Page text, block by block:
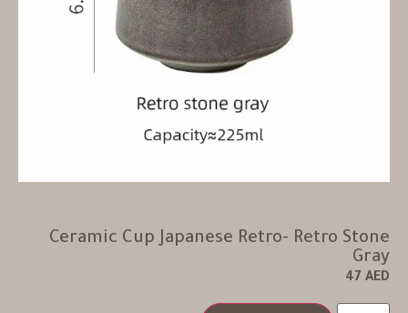
Ceramic Cup Japanese Retro- Retro Stone
Gray
47 AED